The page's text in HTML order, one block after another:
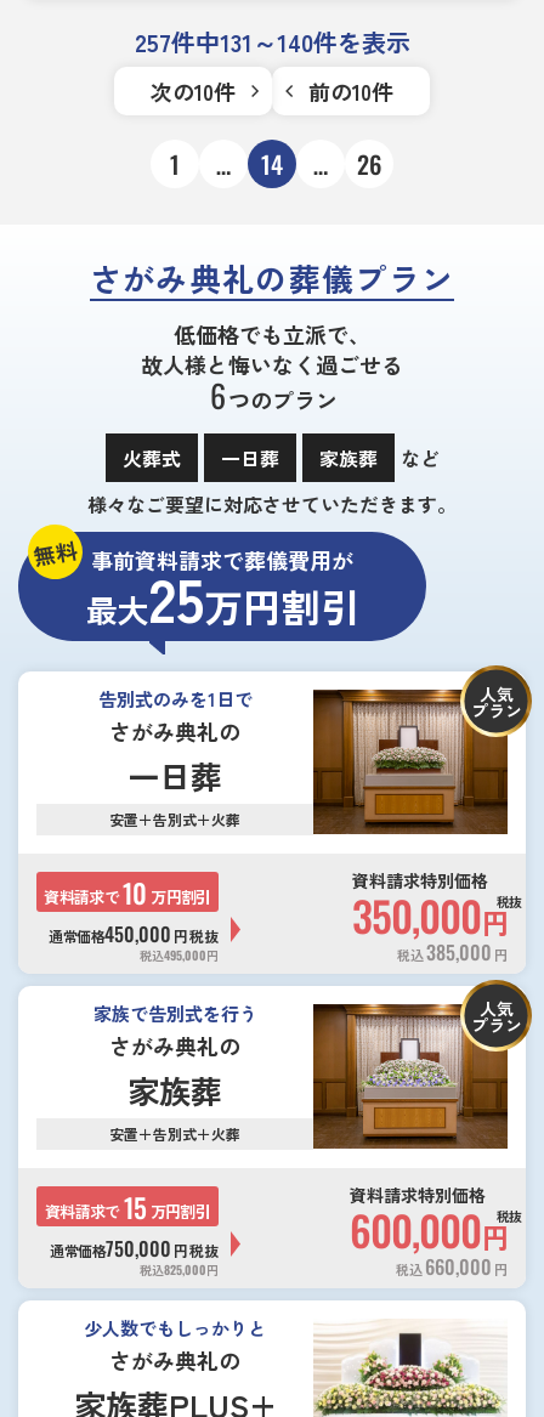
257件中131～140件を表示
前の10件
1 … 14 … 26
次の10件
さがみ典礼の葬儀プラン
低価格でも立派で、
故人様と悔いなく過ごせる
6つのプラン
火葬式 一日葬 家族葬
など
様々なご要望に対応させていただきます。
無料 事前資料請求で葬儀費用が
最大25万円割引
告別式のみを1日で
さがみ典礼の
一日葬
安置＋告別式＋火葬
人気
プラン
資料請求で10 万円割引
通常価格450,000 円税抜
税込495,000円
資料請求特別価格
350,000円
税抜
税込385,000 円
家族で告別式を行う
さがみ典礼の
家族葬
安置＋告別式＋火葬
人気
プラン
資料請求で15 万円割引
通常価格750,000 円税抜
税込825,000円
資料請求特別価格
600,000円
税抜
税込660,000 円
少人数でもしっかりと
さがみ典礼の
家族葬PLUS+